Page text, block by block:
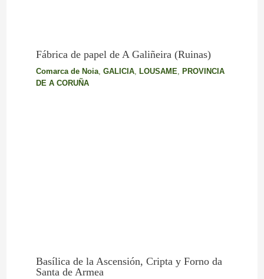
Fábrica de papel de A Galiñeira (Ruinas)
Comarca de Noia, GALICIA, LOUSAME PROVINCIA
DE A CORUÑA
Basílica de la Ascensión, Cripta y Forno da
Santa de Armea